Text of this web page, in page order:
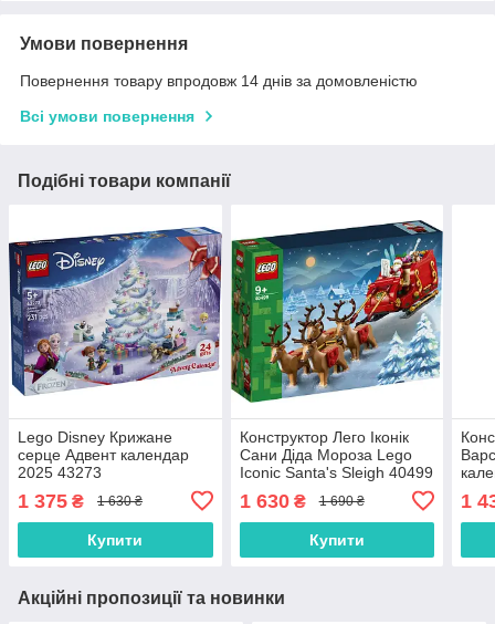
Умови повернення
Повернення товару впродовж 14 днів за домовленістю
Всі умови повернення
Подібні товари компанії
Lego Disney Крижане
серце Адвент календар
2025 43273
1 375 ₴ 1 630 ₴
Купити
Конструктор Лего Іконік
Сани Діда Мороза Lego
Iconic Santa's Sleigh 40499
1 630₴ 1 690 ₴
Купити
1
Акційні пропозиції та новинки